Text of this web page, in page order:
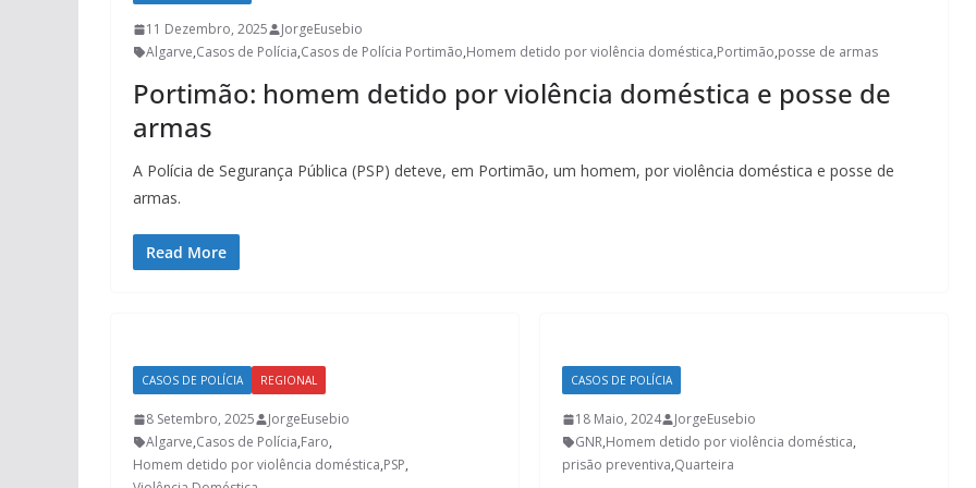
11 Dezembro, 2025
JorgeEusebio
Algarve,Casos de Polícia,Casos de Polícia Portimão,Homem detido por violência doméstica,Portimão,posse de armas
Portimão: homem detido por violência doméstica e posse de
armas
A Polícia de Segurança Pública (PSP) deteve, em Portimão, um homem, por violência doméstica e posse de
armas.
Read More
CASOS DE POLÍCIA REGIONAL
8 Setembro, 2025
JorgeEusebio
Algarve,Casos de Polícia,Faro,
Homem detido por violência doméstica,PSP,
CASOS DE POLÍCIA
18 Maio, 2024
JorgeEusebio
GNR,Homem detido por violência doméstica,
prisão preventiva,Quarteira